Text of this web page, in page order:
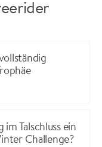
Talschluss ein
Challenge?